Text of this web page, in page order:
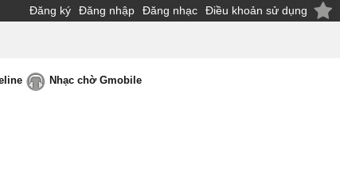
Đăng ký Đăng nhập Đăng nhạc Điều khoản sử dụng
Nhạc chờ Gmobile